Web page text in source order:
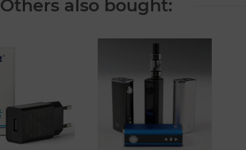
Others also bought: